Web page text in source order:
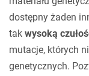
dostępny żaden
tak wysoką
mutacje, których
genetycznych.